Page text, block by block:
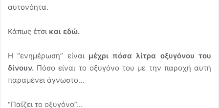
αυτονόητα.
Κάπως έτσι και εδώ.
H “ενημέρωση” είναι μέχρι πόσα λίτρα οξυγόνου του
δίνουν. Πόσο είναι το οξυγόνο του με την παροχή αυτή
παραμένει άγνωστο…
“Παίζει το οξυγόνο”…